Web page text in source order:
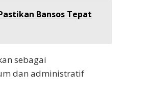
Bansos Tepat
sebagai
dan administratif